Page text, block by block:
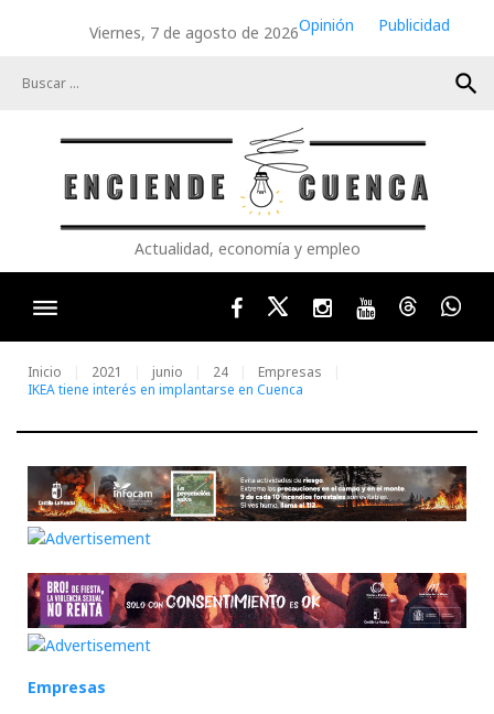
Viernes, 7 de agosto de 2026Opinión
Publicidad
search
Actualidad, economía y empleo
FacebookTwitterInstagram
YoutubeThreads
Inicio 2021 junio 24
Empresas
IKEA tiene interés en implantarse en Cuenca
Empresas